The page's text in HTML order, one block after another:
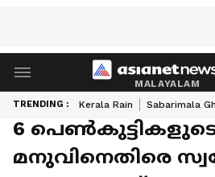
MALAYALAM
TRENDING : Kerala Rain Sabarimala
6 പെൺകുട്ടികളുടെ
മനുവിനെതിരെ